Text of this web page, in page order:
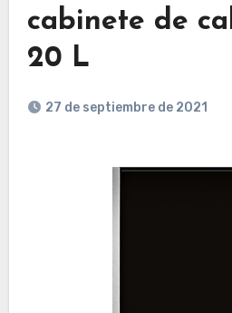
cabinete de
20 L
27 de septiembre de 2021